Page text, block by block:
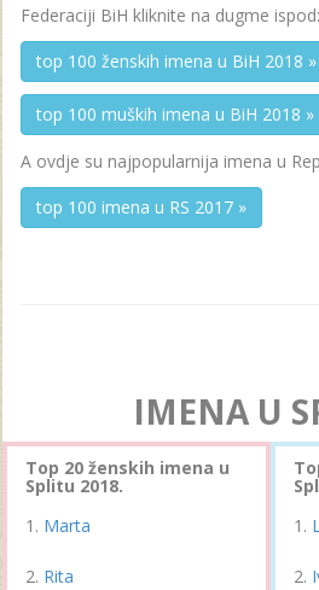
Federaciji BiH kliknite na dugme ispod:
top 100 ženskih imena u BiH 2018 »
top 100 muških imena u BiH 2018 »
A ovdje su najpopularnija imena u
top 100 imena u RS 2017 »
IMENA U
Top 20 ženskih imena u
Splitu 2018.
Marta
Rita